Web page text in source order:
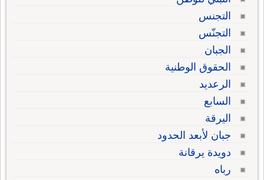
التجنس
التجنّس
الجبان
الحقوق الوطنية
الرعديد
السابع
اليرقة
جبان لأبعد الحدود
دويدة يرقانة
رباه